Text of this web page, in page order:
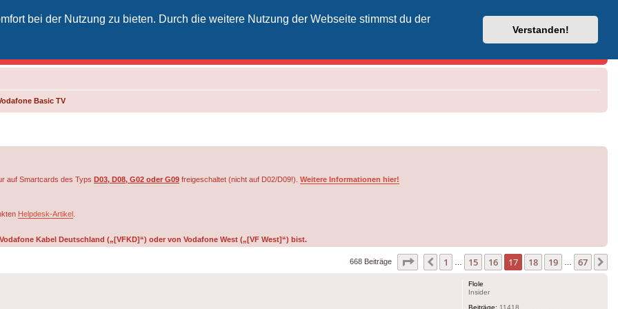
bei der Nutzung zu bieten. Durch die weitere Nutzung der Webseite stimmst du der
Verstanden!
Vodafone-Kabel-Helpdesk
Basic TV
auf Smartcards des Typs D03, D08, G02 oder G09 freigeschaltet (nicht auf D02/D09!). Weitere Informationen hier!
Helpdesk-Artikel
Kabel Deutschland („[VFKD]“) oder von Vodafone West („[VF West]“) bist.
668 Beiträge Seite 17 67
Vorherige
1 15 16 17 18 19 67
Flole
Insider
Beiträge: 11418